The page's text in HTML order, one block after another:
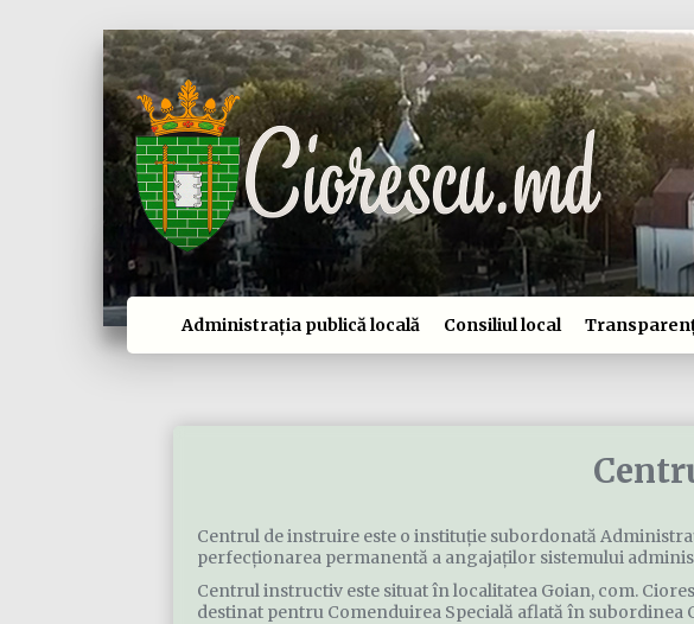
Administrația publică locală Consiliul local
Centrul de instruire este o instituție subordonată
perfecționarea permanentă a angajaților sistemului
Centrul instructiv este situat în localitatea Goian, com.
destinat pentru Comenduirea Specială aflată în